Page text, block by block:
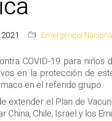
Emergencia
COVID-19 para
en la protección de
en el referido grupo.
extender el Plan de
China, Chile, Israel y los